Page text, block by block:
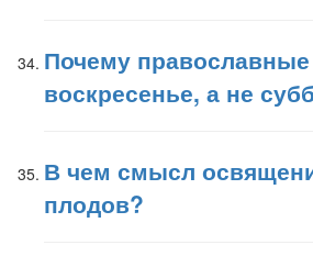
Почему
воскресенье, а не
В чем смысл
плодов?